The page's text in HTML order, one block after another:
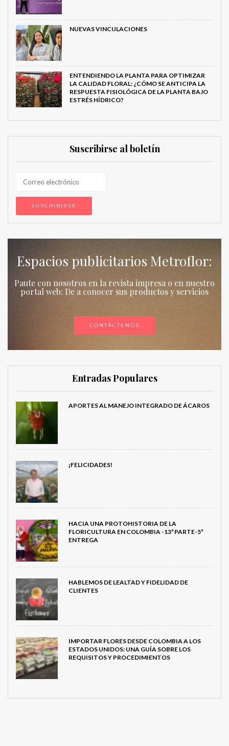
NUEVAS VINCULACIONES
ENTENDIENDO LA PLANTA PARA OPTIMIZAR
LA CALIDAD FLORAL: ¿CÓMO SE ANTICIPA LA
RESPUESTA FISIOLÓGICA DE LA PLANTA BAJO
ESTRÉS HÍDRICO?
Suscribirse al boletín
Espacios publicitarios Metroflor:
Paute con nosotros en la revista impresa o en nuestro
portal web: De a conocer sus productos y servicios
CONTÁCTENOS
Entradas Populares
APORTES AL MANEJO INTEGRADO DE ÁCAROS
¡FELICIDADES!
HACIA UNA PROTOHISTORIA DE LA
FLORICULTURA EN COLOMBIA -13ª PARTE-5ª
ENTREGA
HABLEMOS DE LEALTAD Y FIDELIDAD DE
CLIENTES
IMPORTAR FLORES DESDE COLOMBIA A LOS
ESTADOS UNIDOS: UNA GUÍA SOBRE LOS
REQUISITOS Y PROCEDIMIENTOS